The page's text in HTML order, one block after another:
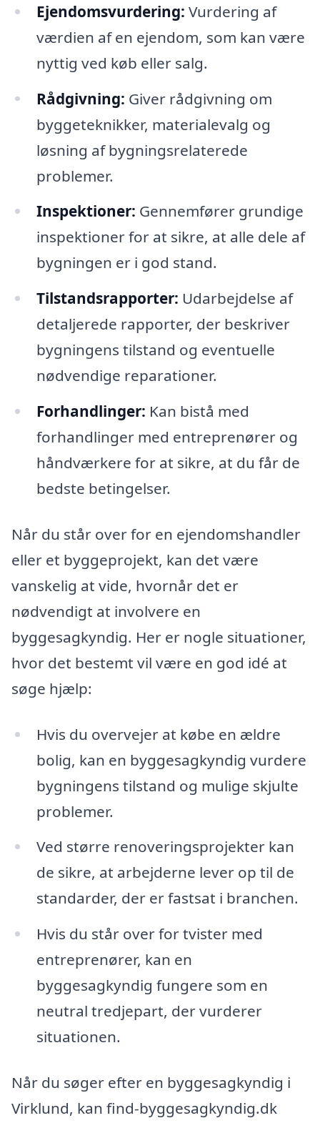
Ejendomsvurdering: Vurdering af
værdien af en ejendom, som kan være
nyttig ved køb eller salg.
Rådgivning: Giver rådgivning om
byggeteknikker, materialevalg og
løsning af bygningsrelaterede
problemer.
Inspektioner: Gennemfører grundige
inspektioner for at sikre, at alle dele af
bygningen er i god stand.
Tilstandsrapporter: Udarbejdelse af
detaljerede rapporter, der beskriver
bygningens tilstand og eventuelle
nødvendige reparationer.
Forhandlinger: Kan bistå med
forhandlinger med entreprenører og
håndværkere for at sikre, at du får de
bedste betingelser.
Når du står over for en ejendomshandler
eller et byggeprojekt, kan det være
vanskelig at vide, hvornår det er
nødvendigt at involvere en
byggesagkyndig. Her er nogle situationer,
hvor det bestemt vil være en god idé at
søge hjælp:
Hvis du overvejer at købe en ældre
bolig, kan en byggesagkyndig vurdere
bygningens tilstand og mulige skjulte
problemer.
Ved større renoveringsprojekter kan
de sikre, at arbejderne lever op til de
standarder, der er fastsat i branchen.
Hvis du står over for tvister med
entreprenører, kan en
byggesagkyndig fungere som en
neutral tredjepart, der vurderer
situationen.
Når du søger efter en byggesagkyndig i
Virklund, kan find-byggesagkyndig.dk